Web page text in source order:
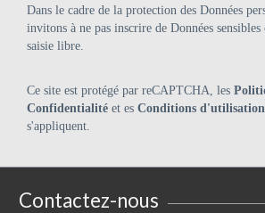
Dans le cadre de la protection des Données
invitons à ne pas inscrire de Données sensibles
saisie libre.
Ce site est protégé par reCAPTCHA, les
Confidentialité et es Conditions d'utilisation
s'appliquent.
Contactez-nous